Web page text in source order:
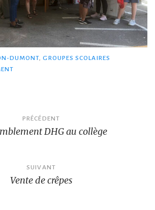
DUMONT,GROUPES SCOLAIRES
PRÉCÉDENT
DHG au collège
SUIVANT
Vente de crêpes